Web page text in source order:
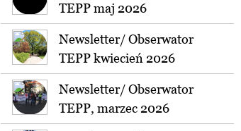
TEPP maj 2026
Newsletter/ Obserwator
TEPP kwiecień 2026
Newsletter/ Obserwator
TEPP, marzec 2026